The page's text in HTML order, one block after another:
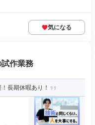
気になる
作業務
長期休暇あり！